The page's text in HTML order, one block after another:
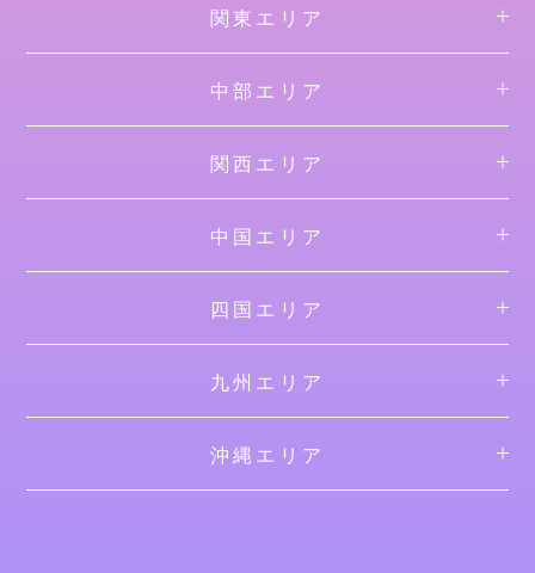
関東エリア
中部エリア
関西エリア
中国エリア
四国エリア
九州エリア
沖縄エリア